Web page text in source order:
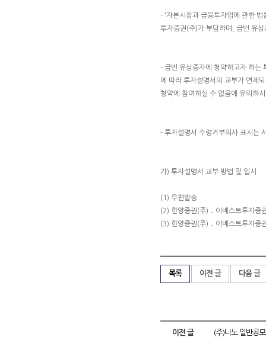
- '자본시장과 금융투자업에 관한
투자증권(주)가 부담하며, 금번 유
- 금번 유상증자에 청약하고자 하는
에 따라 투자설명서의 교부가 면제
청약에 참여하실 수 없음에 유의하
- 투자설명서 수령거부의사 표시는
가) 투자설명서 교부 방법 및 일시
(1) 우편발송
(2) 한양증권(주) ․ 이베스트투자증
(3) 한양증권(주) ․ 이베스트투자증
목록 이전 글 다음 글
이전 글 (주)나노 일반공